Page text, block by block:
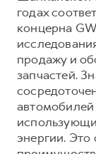
годах
концерна
продажу и
запчастей.
автомобилей
энергии. Это